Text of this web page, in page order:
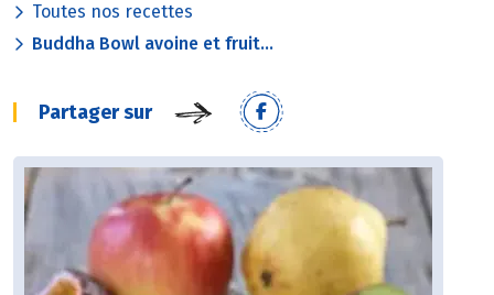
Toutes nos recettes
Buddha Bowl avoine et fruit...
Partager sur